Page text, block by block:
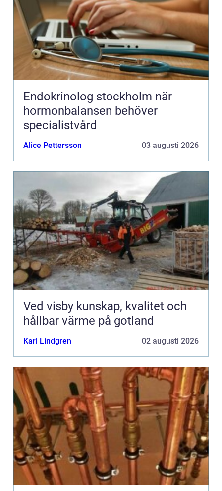
Endokrinolog stockholm när
hormonbalansen behöver
specialistvård
Alice Pettersson 03 augusti 2026
Ved visby kunskap, kvalitet och
hållbar värme på gotland
Karl Lindgren 02 augusti 2026